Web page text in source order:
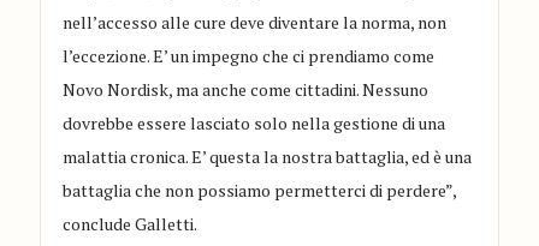
nell’accesso alle cure deve diventare la norma, non
l’eccezione. E’ un impegno che ci prendiamo come
Novo Nordisk, ma anche come cittadini. Nessuno
dovrebbe essere lasciato solo nella gestione di una
malattia cronica. E’ questa la nostra battaglia, ed è una
battaglia che non possiamo permetterci di perdere”,
conclude Galletti.